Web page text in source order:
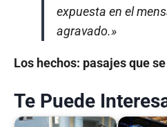
expuesta en el
agravado.»
Los hechos: pasajes que
Te Puede